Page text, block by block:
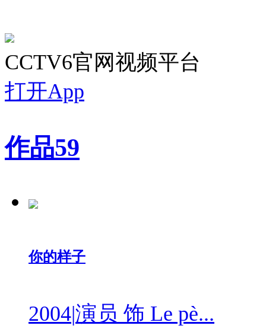
CCTV6官网视频平台
打开App
作品59
你的样子
2004|演员 饰 Le pè...